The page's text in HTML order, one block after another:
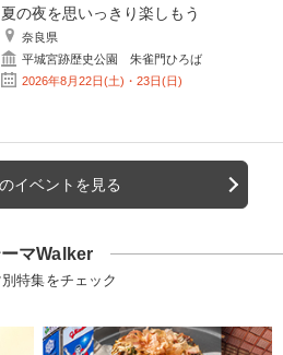
夏の夜を思いっきり楽しもう
奈良県
平城宮跡歴史公園 朱雀門ひろば
2026年8月22日(土)・23日(日)
イベントを見る
マWalker
特集をチェック